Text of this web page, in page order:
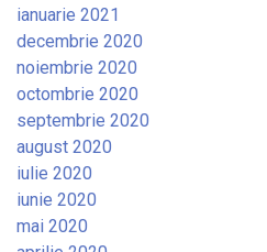
ianuarie 2021
decembrie 2020
noiembrie 2020
octombrie 2020
septembrie 2020
august 2020
iulie 2020
iunie 2020
mai 2020